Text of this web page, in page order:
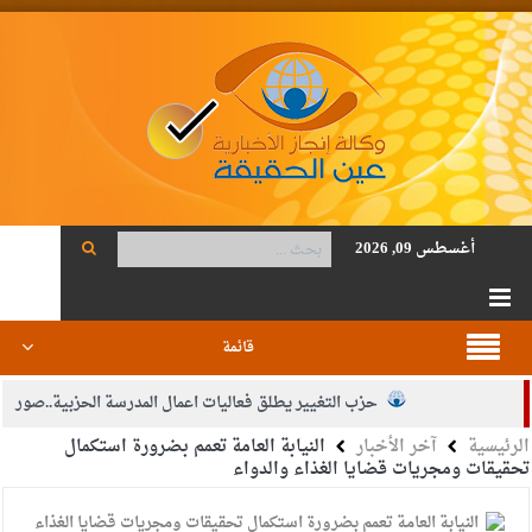
أغسطس 09, 2026
قائمة
حزب التغيير يطلق فعاليات اعمال المدرسة الحزبية..صور
الجيش يفتح باب التجنيد لحملة البكالوريوس في الحقوق والقانون
الرئيسية آخر الأخبار النيابة العامة تعمم بضرورة استكمال
تحقيقات ومجريات قضايا الغذاء والدواء